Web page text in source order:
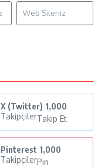
X (Twitter) 1,000
TakipçilerTakip Et
Pinterest 1,000
TakipçilerPin